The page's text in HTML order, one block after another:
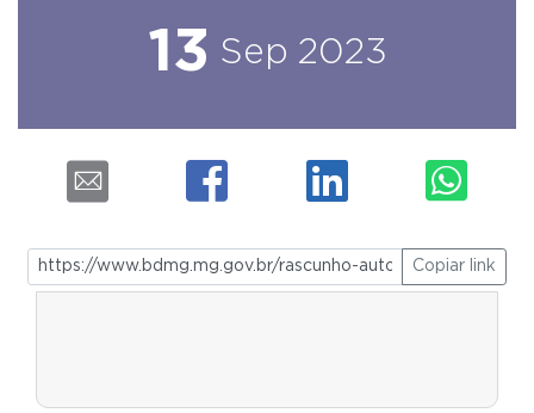
13 Sep 2023
Copiar link